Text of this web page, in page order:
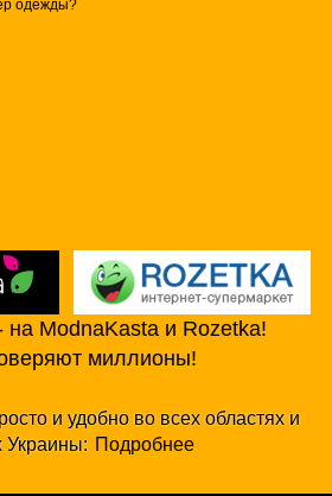
одежды?
на ModnaKasta и Rozetka!
миллионы!
и удобно во всех областях и
Украины: Подробнее